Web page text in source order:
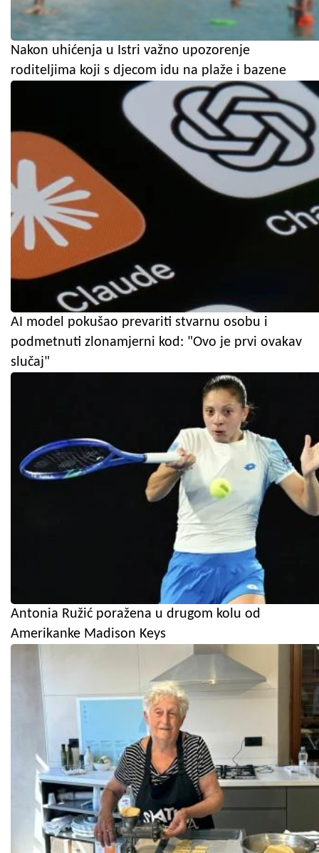
Nakon uhićenja u Istri važno upozorenje
roditeljima koji s djecom idu na plaže i bazene
AI model pokušao prevariti stvarnu osobu i
podmetnuti zlonamjerni kod: "Ovo je prvi ovakav
slučaj"
Antonia Ružić poražena u drugom kolu od
Amerikanke Madison Keys